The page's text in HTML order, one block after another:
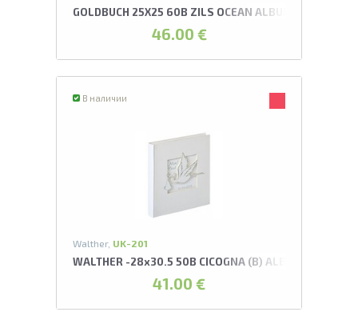
GOLDBUCH 25X25 60B ZILS OCEAN ALBUMS
46.00 €
В наличии
Walther, UK-201
WALTHER -28x30.5 50B CICOGNA (B) ALBUMS
41.00 €